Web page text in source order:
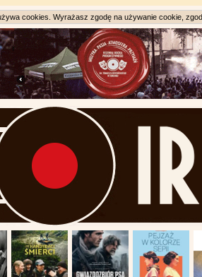
cookies. Wyrażasz zgodę na używanie cookie,